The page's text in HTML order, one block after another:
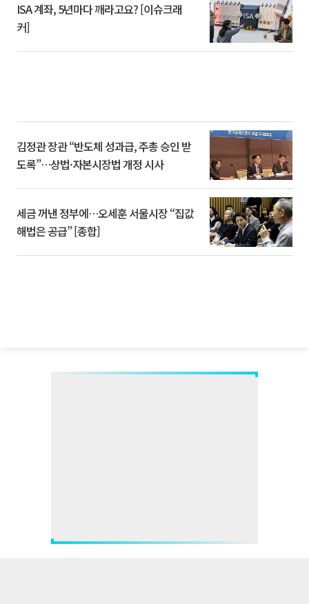
ISA 계좌, 5년마다 깨라고요? [이슈크래
커]
김정관 장관 “반도체 성과급, 주총 승인 받
도록”…상법·자본시장법 개정 시사
세금 꺼낸 정부에…오세훈 서울시장 “집값
해법은 공급” [종합]